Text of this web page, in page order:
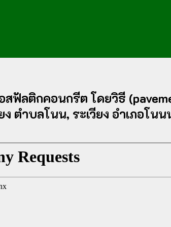
สฟัลติกคอนกรีต โดยวิธี
ตำบลโนน, ระเวียง อำเภอโ